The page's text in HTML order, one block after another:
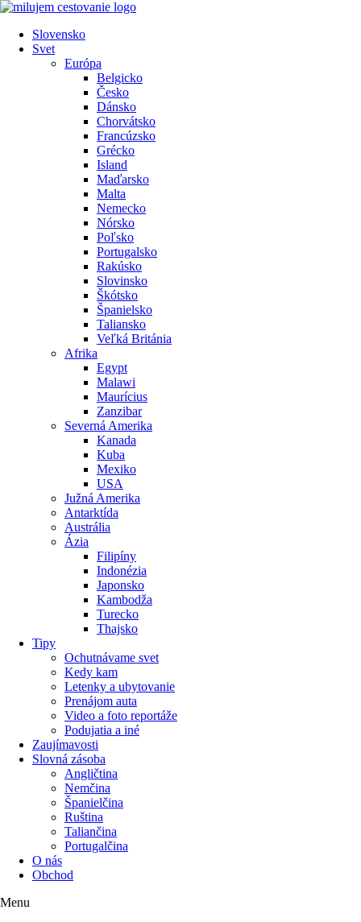
Preskočiť
obsah
Slovensko
Svet
Európa
Belgicko
Česko
Dánsko
Chorvátsko
Francúzsko
Grécko
Island
Maďarsko
Malta
Nemecko
Nórsko
Poľsko
Portugalsko
Rakúsko
Slovinsko
Škótsko
Španielsko
Taliansko
Veľká Británia
Afrika
Egypt
Malawi
Maurícius
Zanzibar
Severná Amerika
Kanada
Kuba
Mexiko
USA
Južná Amerika
Antarktída
Austrália
Ázia
Filipíny
Indonézia
Japonsko
Kambodža
Turecko
Thajsko
Tipy
Ochutnávame svet
Kedy kam
Letenky a ubytovanie
Prenájom auta
Video a foto reportáže
Podujatia a iné
Zaujímavosti
Slovná zásoba
Angličtina
Nemčina
Španielčina
Ruština
Taliančina
Portugalčina
O nás
Obchod
Menu